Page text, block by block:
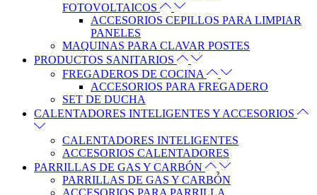
FOTOVOLTAICOS
ACCESORIOS CEPILLOS PARA LIMPIAR
PANELES
MAQUINAS PARA CLAVAR POSTES
PRODUCTOS SANITARIOS
FREGADEROS DE COCINA
ACCESORIOS PARA FREGADERO
SET DE DUCHA
CALENTADORES INTELIGENTES Y ACCESORIOS
CALENTADORES INTELIGENTES
ACCESORIOS CALENTADORES
PARRILLAS DE GAS Y CARBÓN
PARRILLAS DE GAS Y CARBÓN
ACCESORIOS PARA PARRILLA